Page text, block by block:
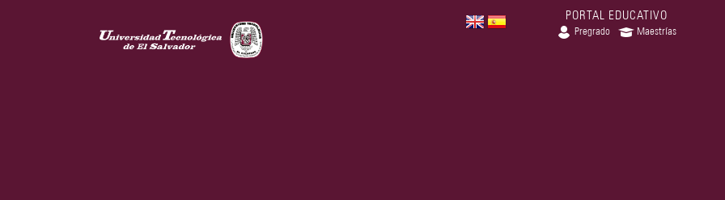
PORTAL EDUCATIVO
Pregrado Maestrías